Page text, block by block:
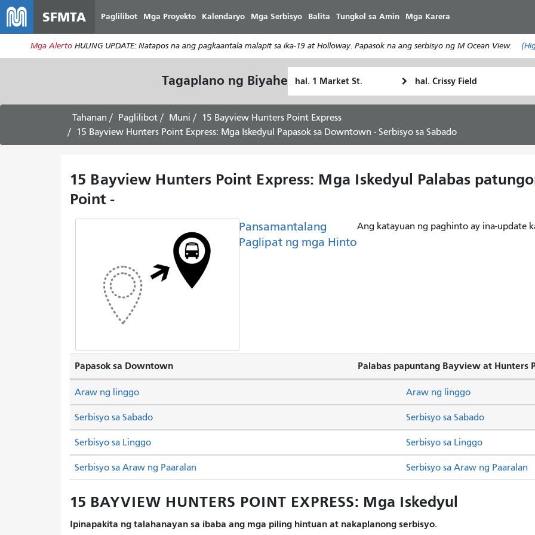
ang
pangunahing
nilalaman
SFMTA Paglilibot Mga Proyekto Kalendaryo Mga Serbisyo Balita Tungkol sa Amin Mga Karera
Mga Alerto HULING UPDATE: Natapos na ang pagkaantala malapit sa ika-19 at Holloway. Papasok na ang serbisyo ng M Ocean View.
Tagaplano ng Biyahe
Pagtatapos
Paano
ko
Tahanan Paglilibot Muni
15 Bayview Hunters Point Express
15 Bayview Hunters Point Express: Mga Iskedyul Papasok sa Downtown - Serbisyo sa Sabado
15 Bayview Hunters Point Express: Mga Iskedyul Palabas
Point -
Pansamantalang
Paglipat ng mga Hinto
Ang katayuan ng paghinto ay ina-update
Papasok sa Downtown Palabas papuntang Bayview at Hunters
Serbisyo sa Sabado Serbisyo sa Sabado
Serbisyo sa Linggo Serbisyo sa Linggo
Araw ng linggo Araw ng linggo
Serbisyo sa Araw ng Paaralan Serbisyo sa Araw ng Paaralan
15 BAYVIEW HUNTERS POINT EXPRESS: Mga Iskedyul
Ipinapakita ng talahanayan sa ibaba ang mga piling hintuan at nakaplanong serbisyo.